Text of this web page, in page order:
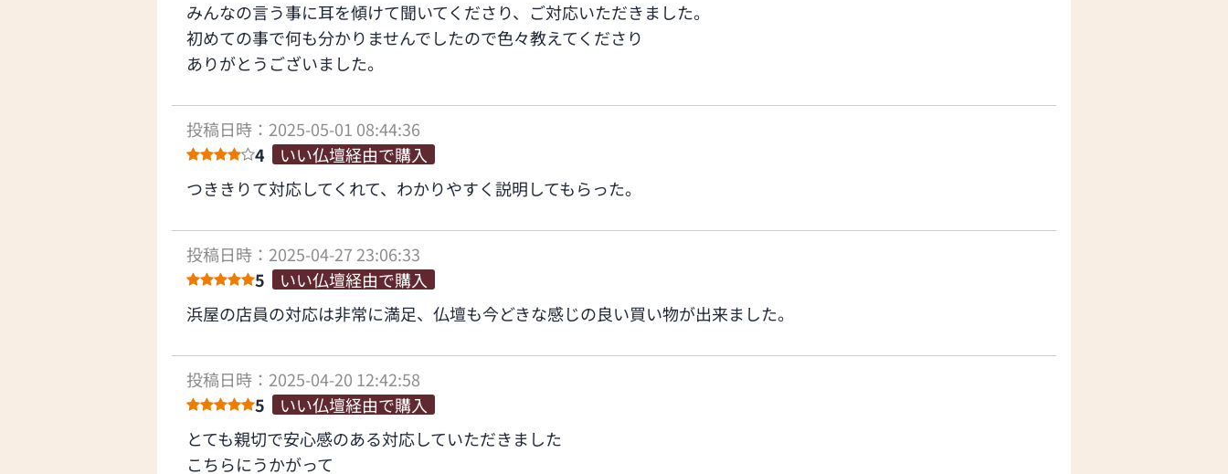
みんなの言う事に耳を傾けて聞いてくださり、ご対応いただきました。
初めての事で何も分かりませんでしたので色々教えてくださり
ありがとうございました。
投稿日時：2025-05-01 08:44:36
4
いい仏壇経由で購入
つききりて対応してくれて、わかりやすく説明してもらった。
投稿日時：2025-04-27 23:06:33
5
いい仏壇経由で購入
浜屋の店員の対応は非常に満足、仏壇も今どきな感じの良い買い物が出来ました。
投稿日時：2025-04-20 12:42:58
5
いい仏壇経由で購入
とても親切で安心感のある対応していただきました
こちらにうかがって